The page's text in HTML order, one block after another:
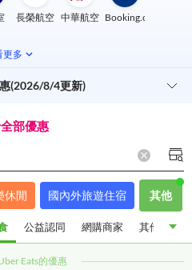
長榮航空 中華航空 Booking.com
更多
(2026/8/4更新)
部優惠
休閒 國內外旅遊住宿 其他
消費 美食 公益認同
公益認同 網購商家 其他優惠
Eats的優惠